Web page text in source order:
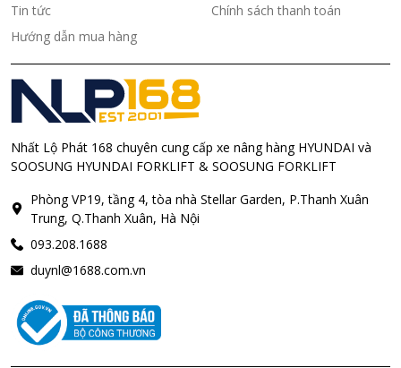
Tin tức
Hướng dẫn mua hàng
Chính sách thanh toán
Nhất Lộ Phát 168 chuyên cung cấp xe nâng hàng HYUNDAI và
SOOSUNG HYUNDAI FORKLIFT & SOOSUNG FORKLIFT
Phòng VP19, tầng 4, tòa nhà Stellar Garden, P.Thanh Xuân
Trung, Q.Thanh Xuân, Hà Nội
093.208.1688
duynl@1688.com.vn